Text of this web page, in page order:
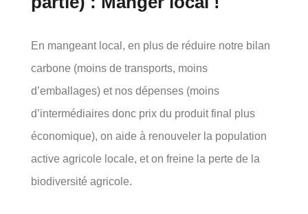
En mangeant local, en plus de réduire notre bilan
carbone (moins de transports, moins
d’emballages) et nos dépenses (moins
d’intermédiaires donc prix du produit final plus
économique), on aide à renouveler la population
active agricole locale, et on freine la perte de la
biodiversité agricole.